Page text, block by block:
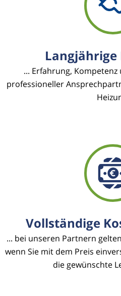
... Erfahrung,
professioneller
Vollständige
... bei unseren Partnern
wenn Sie mit dem Preis
die gewünschte